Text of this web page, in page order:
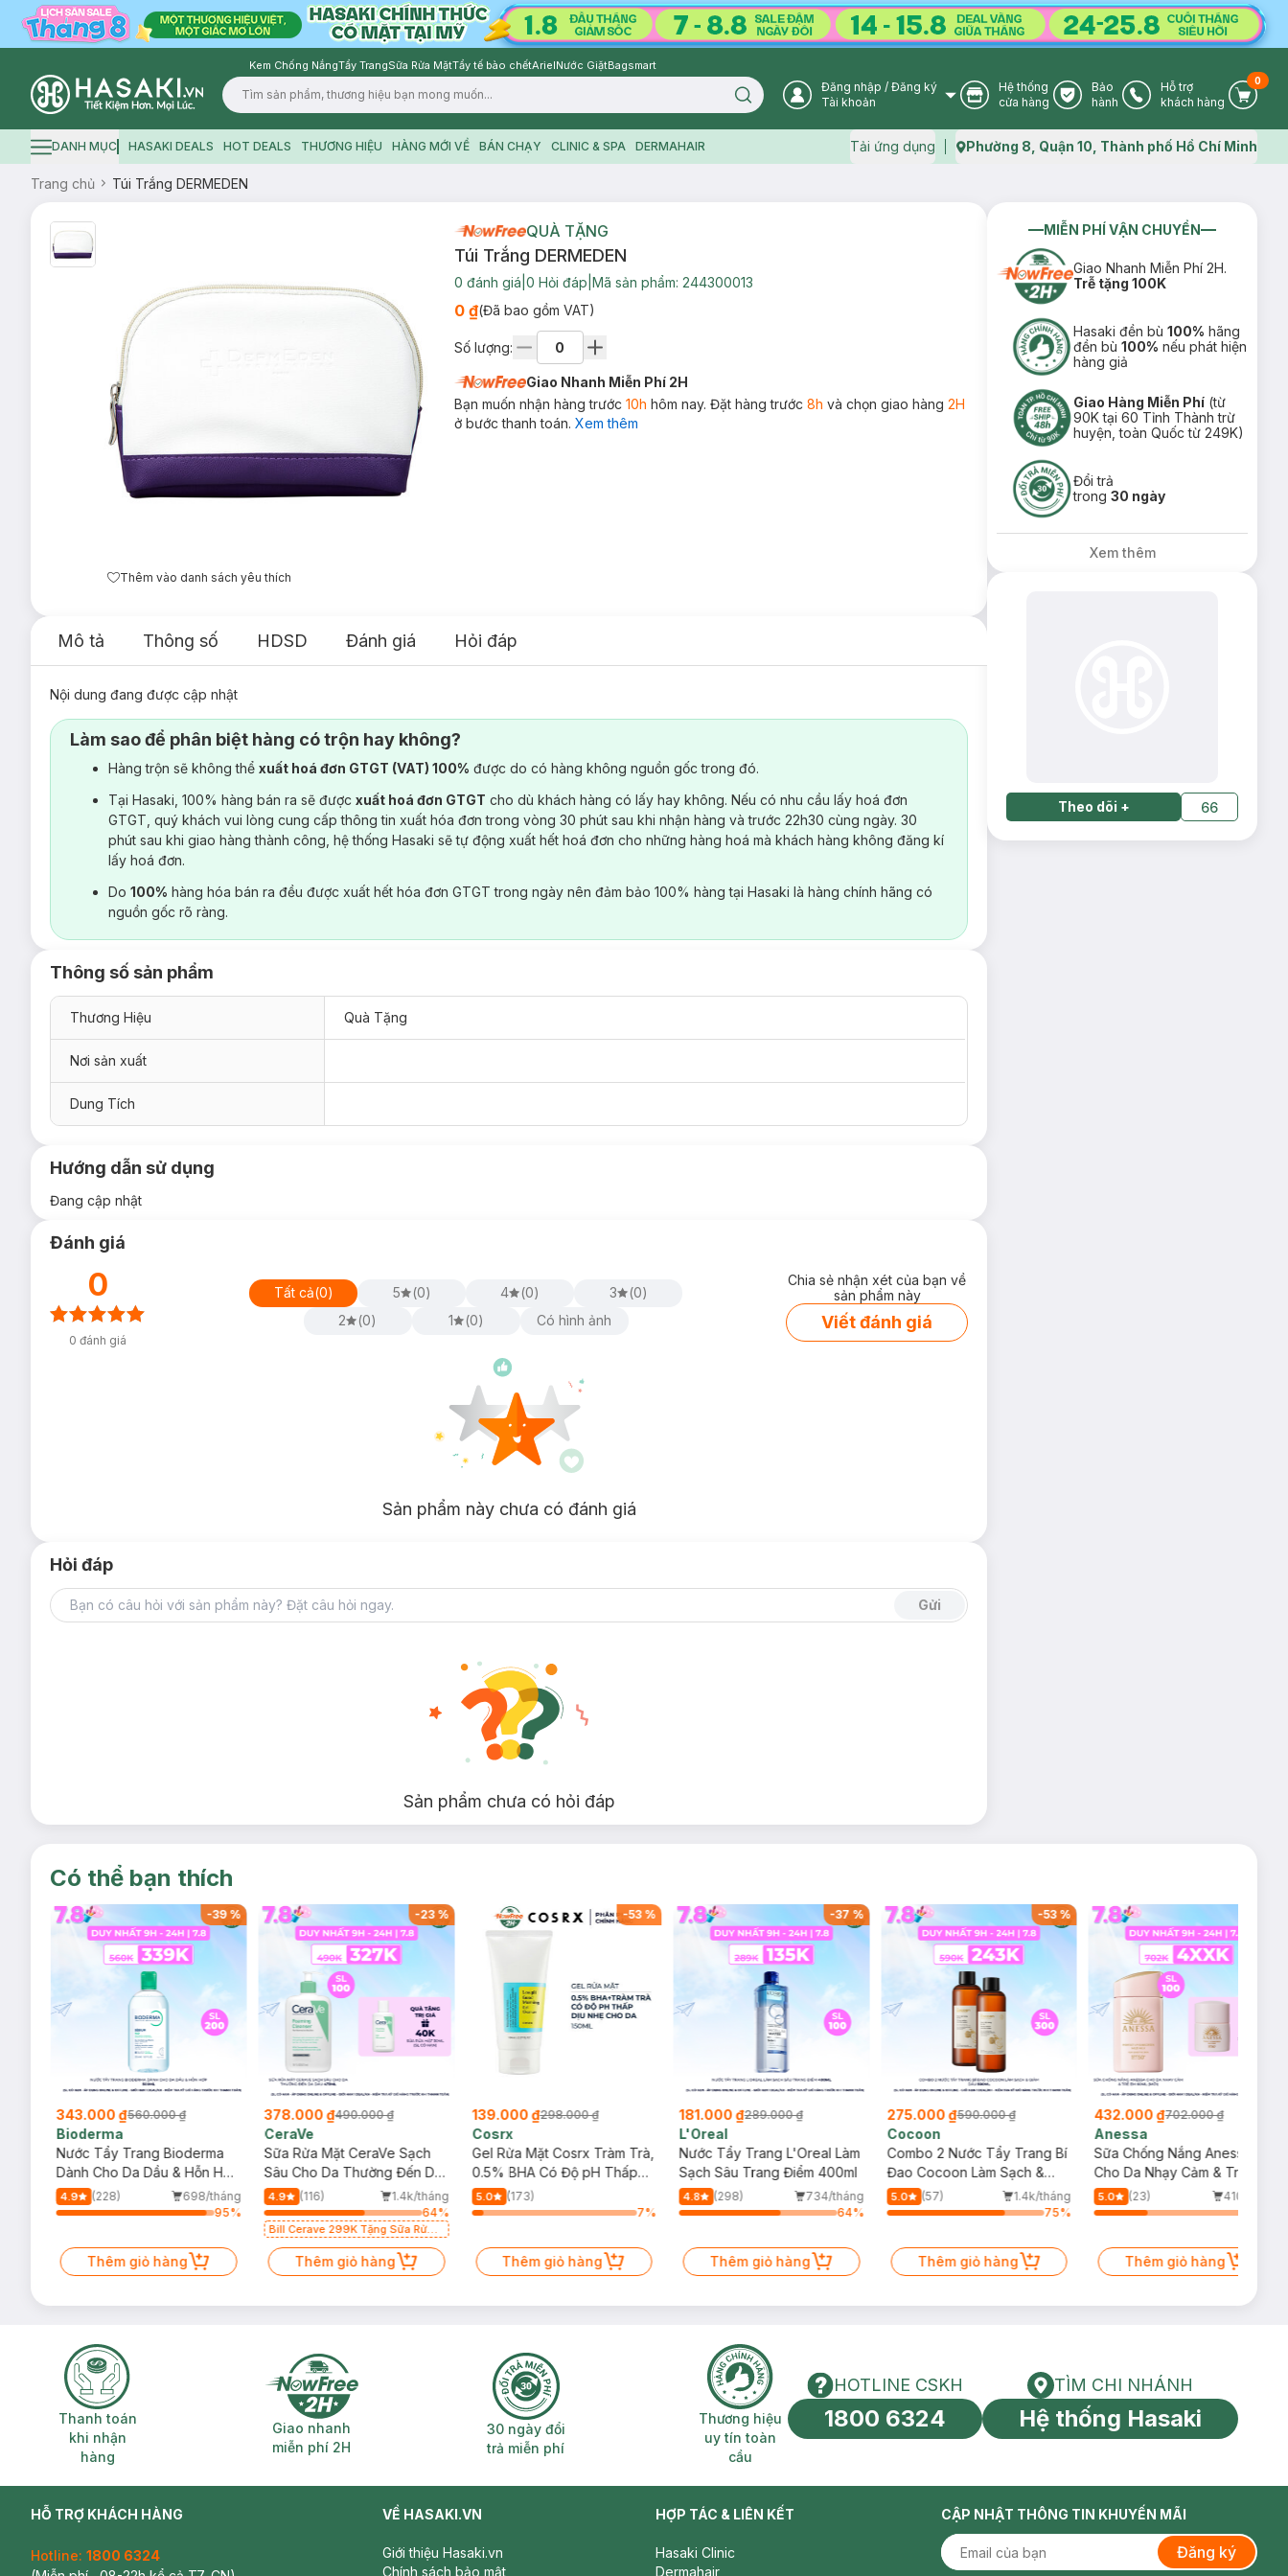
Kem Chống NắngTẩy TrangSữa Rửa MặtTẩy tế bào chếtArielNước GiặtBagsmart
Logo
Search icon User Icon
Đăng nhập / Đăng ký
Tài khoản
Store Icon
Hệ thống
cửa hàng
Warranty Icon
Bảo
hành
Phone Icon
Hỗ trợ
khách hàng
Cart
0
Hamburger icon
DANH MỤC HASAKI DEALS HOT DEALS THƯƠNG HIỆU HÀNG MỚI VỀ BÁN CHẠY CLINIC & SPA DERMAHAIR Tải ứng dụng Map icon
Phường 8, Quận 10, Thành phố Hồ Chí Minh
Trang chủ Túi Trắng DERMEDEN
Thêm vào danh sách yêu thích
QUÀ TẶNG
Túi Trắng DERMEDEN
0 đánh giá 0 Hỏi đáp Mã sản phẩm: 244300013
0 ₫(Đã bao gồm VAT)
Số lượng:
Giao Nhanh Miễn Phí 2H
Bạn muốn nhận hàng trước 10h hôm nay. Đặt hàng trước 8h và chọn giao hàng 2H
ở bước thanh toán. Xem thêm
Mô tả Thông số HDSD Đánh giá Hỏi đáp
Nội dung đang được cập nhật
Làm sao để phân biệt hàng có trộn hay không?
Hàng trộn sẽ không thể xuất hoá đơn GTGT (VAT) 100% được do có hàng không nguồn gốc trong đó.
Tại Hasaki, 100% hàng bán ra sẽ được xuất hoá đơn GTGT cho dù khách hàng có lấy hay không. Nếu có nhu cầu lấy hoá đơn
GTGT, quý khách vui lòng cung cấp thông tin xuất hóa đơn trong vòng 30 phút sau khi nhận hàng và trước 22h30 cùng ngày. 30
phút sau khi giao hàng thành công, hệ thống Hasaki sẽ tự động xuất hết hoá đơn cho những hàng hoá mà khách hàng không đăng kí
lấy hoá đơn.
Do 100% hàng hóa bán ra đều được xuất hết hóa đơn GTGT trong ngày nên đảm bảo 100% hàng tại Hasaki là hàng chính hãng có
nguồn gốc rõ ràng.
Thông số sản phẩm
Thương Hiệu Quà Tặng
Nơi sản xuất
Dung Tích
Hướng dẫn sử dụng
Đang cập nhật
Đánh giá
0
0 đánh giá
Tất cả(0) 5 (0) 4 (0) 3 (0)
2
(0) 1 (0) Có hình ảnh
Chia sẻ nhận xét của bạn về
sản phẩm này
Viết đánh giá
Sản phẩm này chưa có đánh giá
Hỏi đáp
Gửi
Sản phẩm chưa có hỏi đáp
MIỄN PHÍ VẬN CHUYỂN
Giao Nhanh Miễn Phí 2H.
Trễ tặng 100K
Hasaki đền bù100% hãng
đền bù100% nếu phát hiện
hàng giả
Giao Hàng Miễn Phí (từ
90K tại 60 Tỉnh Thành trừ
huyện, toàn Quốc từ 249K)
Đổi trả
trong30 ngày
Xem thêm
Theo dõi + 66
Có thể bạn thích
-39%
343.000 ₫560.000 ₫
Bioderma
Nước Tẩy Trang Bioderma
Dành Cho Da Dầu & Hỗn Hợp
500ml
4.9 (228)
698/tháng
95%
Thêm giỏ hàng
-23%
378.000 ₫490.000 ₫
CeraVe
Sữa Rửa Mặt CeraVe Sạch
Sâu Cho Da Thường Đến Da
Dầu 473ml
4.9 (116)
1.4k/tháng
64%
Bill Cerave 299K Tặng Sữa Rửa
Mặt Cerave 30ml (SL có hạn)
Thêm giỏ hàng
-53%
139.000 ₫298.000 ₫
Cosrx
Gel Rửa Mặt Cosrx Tràm Trà,
0.5% BHA Có Độ pH Thấp
150ml
5.0
(173)
7%
Thêm giỏ hàng
-37 %
181.000 ₫289.000 ₫
L'Oreal
Nước Tẩy Trang L'Oreal Làm
Sạch Sâu Trang Điểm 400ml
4.8 (298)
734/tháng
64%
Thêm giỏ hàng
-53%
275.000 ₫590.000 ₫
Cocoon
Combo 2 Nước Tẩy Trang Bí
Đao Cocoon Làm Sạch &
Giảm Dầu 500ml
5.0 (57)
1.4k/tháng
75%
Thêm giỏ hàng
432.000 ₫702.000 ₫
Anessa
Sữa Chống Nắng Anessa
Cho Da Nhạy Cảm & Trẻ Em
60ml (Mới)
5.0 (23)
410/tháng
Thêm giỏ hàng
Thanh toán khi nhận hàng
Thanh toán
khi nhận
hàng
Giao nhanh miễn phí 2H
Giao nhanh
miễn phí 2H
30 ngày đổi trả miễn phí
30 ngày đổi
trả miễn phí
Thương hiệu uy tín toàn cầu
Thương hiệu
uy tín toàn
cầu
HOTLINE CSKH
HOTLINE CSKH
1800 6324
Tìm chi nhánh
TÌM CHI NHÁNH
Hệ thống Hasaki
HỖ TRỢ KHÁCH HÀNG
Hotline: 1800 6324
VỀ HASAKI.VN
Giới thiệu Hasaki.vn
Chính sách bảo mật
HỢP TÁC & LIÊN KẾT
Hasaki Clinic
Dermahair
CẬP NHẬT THÔNG TIN KHUYẾN MÃI
Đăng ký